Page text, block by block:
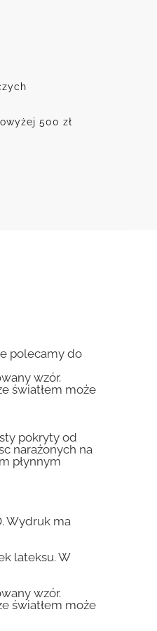
500 zł
polecamy do
wzór.
światłem może
pokryty od
narażonych na
płynnym
Wydruk ma
lateksu. W
wzór.
światłem może